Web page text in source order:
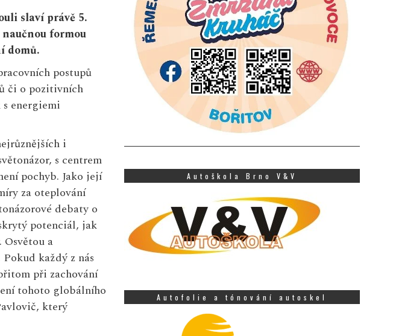
slaví právě 5.
formou
domů.
postupů
či o pozitivních
energiemi
i
s centrem
pochyb. Jako její
za oteplování
debaty o
potenciál, jak
a
každý z nás
při zachování
tohoto globálního
který
Autoškola Brno V&V
Autofolie a tónování autoskel